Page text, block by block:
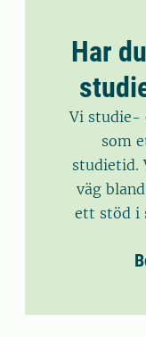
Har
Vi studie-
som
studietid.
väg
ett stöd i